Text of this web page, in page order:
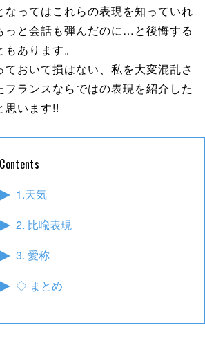
なってはこれらの表現を知っていれ
っと会話も弾んだのに…と後悔する
もあります。
ておいて損はない、私を大変混乱さ
フランスならではの表現を紹介した
思います!!
Contents
1.天気
2. 比喩表現
3. 愛称
◇ まとめ